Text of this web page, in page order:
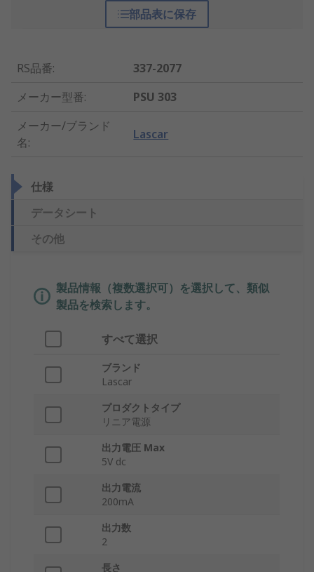
部品表に保存
RS品番:
337-2077
メーカー型番:
PSU 303
メーカー/ブランド
名:
Lascar
仕様
データシート
その他
製品情報（複数選択可）を選択して、類似
製品を検索します。
すべて選択
ブランド
Lascar
プロダクトタイプ
リニア電源
出力電圧 Max
5V dc
出力電流
200mA
出力数
2
長さ